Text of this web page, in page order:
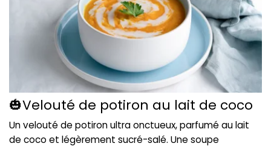
🎃Velouté de potiron au lait de coco
Un velouté de potiron ultra onctueux, parfumé au lait
de coco et légèrement sucré-salé. Une soupe